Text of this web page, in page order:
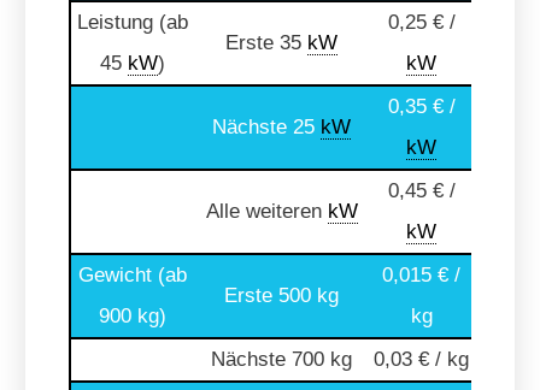
Leistung (ab
45 kW)
Erste 35 kW
0,25 € /
kW
Nächste 25 kW
0,35 € /
kW
Alle weiteren kW
0,45 € /
kW
Gewicht (ab
900 kg)
Erste 500 kg
0,015 € /
kg
Nächste 700 kg 0,03 € / kg